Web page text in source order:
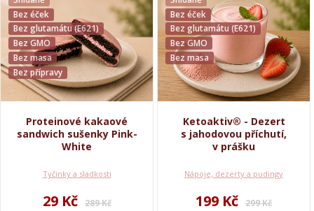
Bez éček
Bez glutamátu (E621)
Bez GMO
Bez masa
Bez přípravy
Proteinové kakaové
sandwich sušenky Pink-
White
Tyčinky a sladkosti
29 Kč 289 Kč
Bez éček
Bez glutamátu (E621)
Bez GMO
Bez masa
Ketoaktiv® - Dezert
s jahodovou příchutí,
v prášku
Nápoje, dezerty a pudingy
199 Kč 299 Kč